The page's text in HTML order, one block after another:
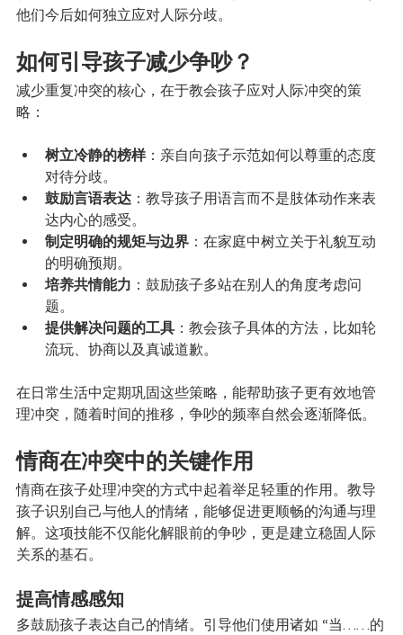
他们今后如何独立应对人际分歧。
如何引导孩子减少争吵？
减少重复冲突的核心，在于教会孩子应对人际冲突的策
略：
树立冷静的榜样：亲自向孩子示范如何以尊重的态度
对待分歧。
鼓励言语表达 ：教导孩子用语言而不是肢体动作来表
达内心的感受。
制定明确的规矩与边界 ：在家庭中树立关于礼貌互动
的明确预期。
培养共情能力 ：鼓励孩子多站在别人的角度考虑问
题。
提供解决问题的工具 ：教会孩子具体的方法，比如轮
流玩、协商以及真诚道歉。
在日常生活中定期巩固这些策略，能帮助孩子更有效地管
理冲突，随着时间的推移，争吵的频率自然会逐渐降低。
情商在冲突中的关键作用
情商在孩子处理冲突的方式中起着举足轻重的作用。教导
孩子识别自己与他人的情绪，能够促进更顺畅的沟通与理
解。这项技能不仅能化解眼前的争吵，更是建立稳固人际
关系的基石。
提高情感感知
多鼓励孩子表达自己的情绪。引导他们使用诸如 “当……的